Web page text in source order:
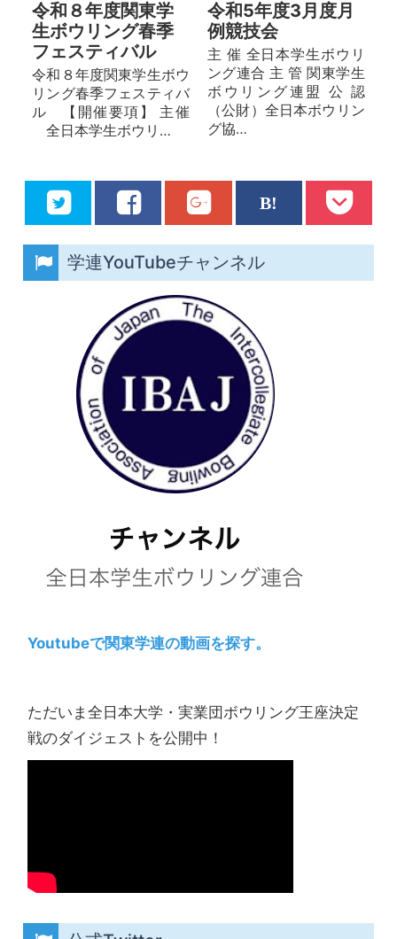
令和８年度関東学
生ボウリング春季
フェスティバル
令和８年度関東学生ボウ
リング春季フェスティバ
ル 【開催要項】 主催
全日本学生ボウリ…
令和5年度3月度月
例競技会
主 催 全日本学生ボウリ
ング連合 主 管 関東学生
ボウリング連盟 公 認
（公財）全日本ボウリン
グ協…
学連YouTubeチャンネル
Youtubeで関東学連の動画を探す。
ただいま全日本大学・実業団ボウリング王座決定
戦のダイジェストを公開中！